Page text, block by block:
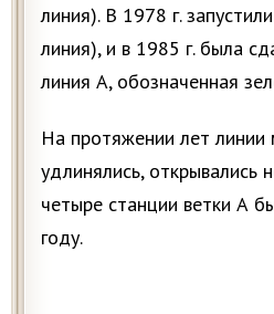
линия). В 1978 г.
линия), и в 1985 г. была
линия А, обозначенная
На протяжении лет линии
удлинялись, открывались
четыре станции ветки А
году.